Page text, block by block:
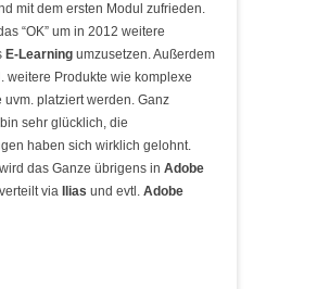
mit dem ersten Modul zufrieden.
“OK” um in 2012 weitere
E-Learning umzusetzen. Außerdem
weitere Produkte wie komplexe
uvm. platziert werden. Ganz
sehr glücklich, die
haben sich wirklich gelohnt.
das Ganze übrigens in Adobe
via Ilias und evtl. Adobe